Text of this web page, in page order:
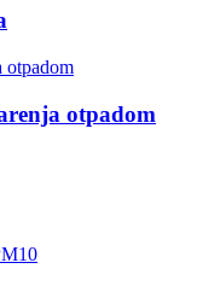
otpadom